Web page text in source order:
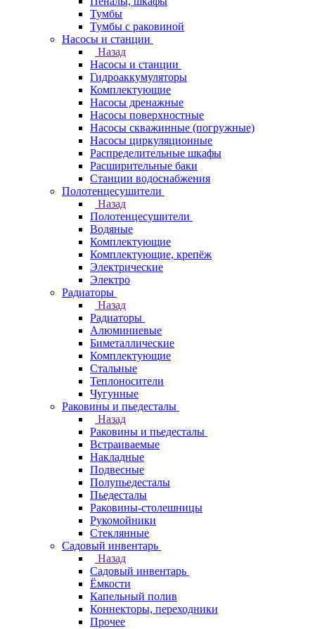
Тумбы
Тумбы с раковиной
Насосы и станции
Назад
Насосы и станции
Гидроаккумуляторы
Комплектующие
Насосы дренажные
Насосы поверхностные
Насосы скважинные (погружные)
Насосы циркуляционные
Распределительные шкафы
Расширительные баки
Станции водоснабжения
Полотенцесушители
Назад
Полотенцесушители
Водяные
Комплектующие
Комплектующие, крепёж
Электрические
Электро
Радиаторы
Назад
Радиаторы
Алюминиевые
Биметаллические
Комплектующие
Стальные
Теплоносители
Чугунные
Раковины и пьедесталы
Назад
Раковины и пьедесталы
Встраиваемые
Накладные
Подвесные
Полупьедесталы
Пьедесталы
Раковины-столешницы
Рукомойники
Стеклянные
Садовый инвентарь
Назад
Садовый инвентарь
Ёмкости
Капельный полив
Коннекторы, переходники
Прочее